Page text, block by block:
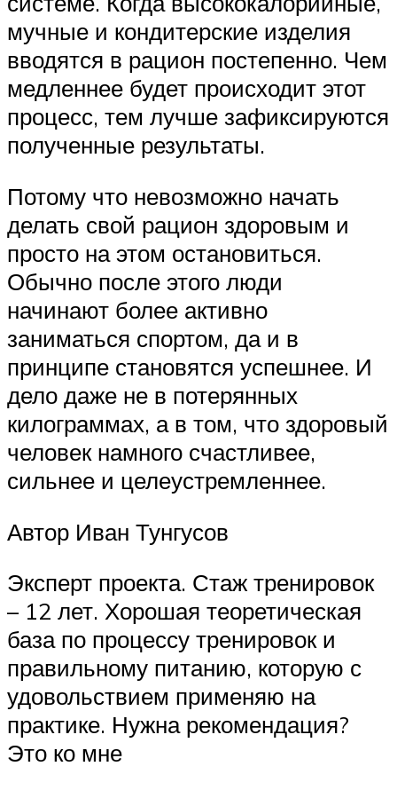
мучные и кондитерские изделия
вводятся в рацион постепенно. Чем
медленнее будет происходит этот
процесс, тем лучше зафиксируются
полученные результаты.
Потому что невозможно начать
делать свой рацион здоровым и
просто на этом остановиться.
Обычно после этого люди
начинают более активно
заниматься спортом, да и в
принципе становятся успешнее. И
дело даже не в потерянных
килограммах, а в том, что здоровый
человек намного счастливее,
сильнее и целеустремленнее.
Автор Иван Тунгусов
Эксперт проекта. Стаж тренировок
– 12 лет. Хорошая теоретическая
база по процессу тренировок и
правильному питанию, которую с
удовольствием применяю на
практике. Нужна рекомендация?
Это ко мне